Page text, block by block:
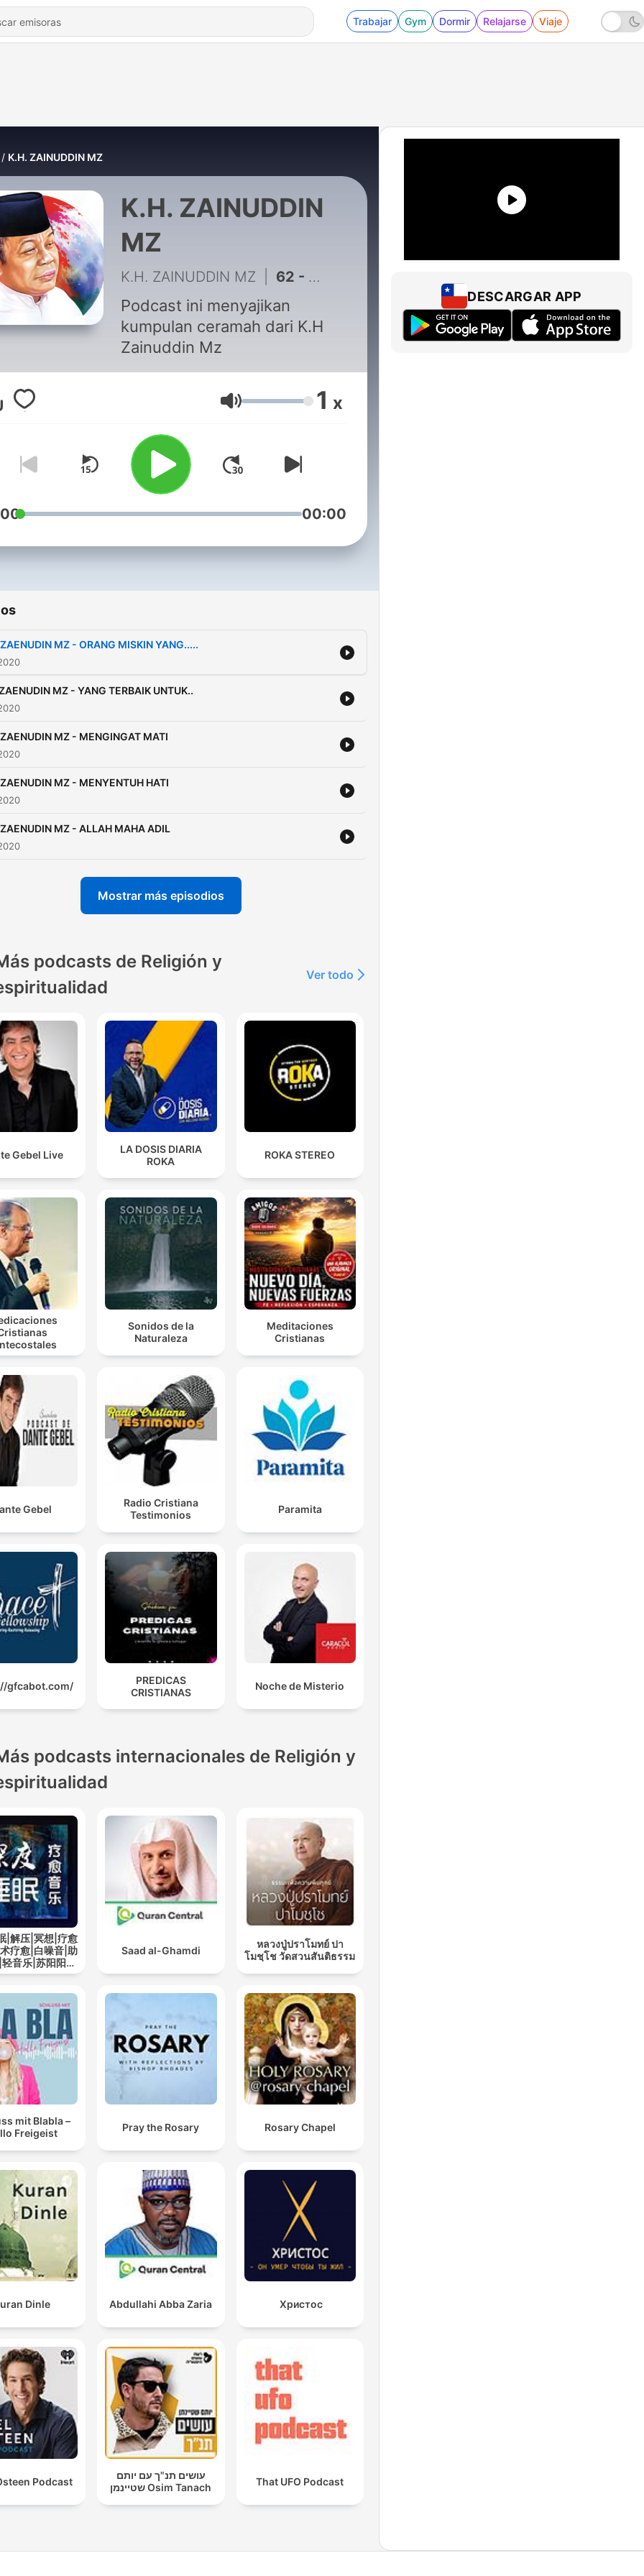
Trabajar Gym Dormir Relajarse Viaje
K.H. ZAINUDDIN MZ
K.H. ZAINUDDIN
MZ
K.H. ZAINUDDIN MZ 62 - KH ZAENUDIN MZ - ORANG MISKIN YANG.....
Podcast ini menyajikan
kumpulan ceramah dari K.H
Zainuddin Mz
Volumen 1 x
00:00
MZ - ORANG MISKIN YANG.....
MZ - YANG TERBAIK UNTUK..
MZ - MENGINGAT MATI
MZ - MENYENTUH HATI
MZ - ALLAH MAHA ADIL
Mostrar más episodios
podcasts de Religión y
Ver todo
Gebel Live
LA DOSIS DIARIA
ROKA
ROKA STEREO
Sonidos de la
Naturaleza
Meditaciones
Cristianas
Gebel
Radio Cristiana
Testimonios
Paramita
gfcabot.com/
PREDICAS
CRISTIANAS
Noche de Misterio
podcasts internacionales de Religión y
|解压|冥想|疗愈
疗愈|白噪音|助
音乐|苏阳阳频
道
Saad al-Ghamdi
หลวงปู่ปราโมทย์ ปา
โมชฺโช วัดสวนสันติธรรม
mit Blabla –
Freigeist
Pray the Rosary Rosary Chapel
Dinle Abdullahi Abba Zaria Христос
Podcast
עושים תנ"ך עם יותם
שטיינמן Osim Tanach
That UFO Podcast
DESCARGAR APP